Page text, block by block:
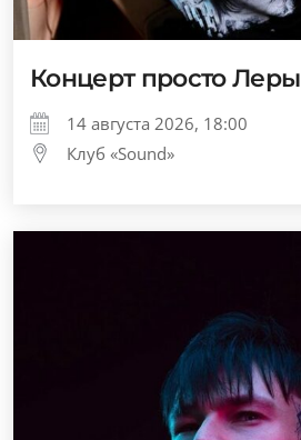
Концерт просто Леры
14 августа 2026, 18:00
Клуб «Sound»